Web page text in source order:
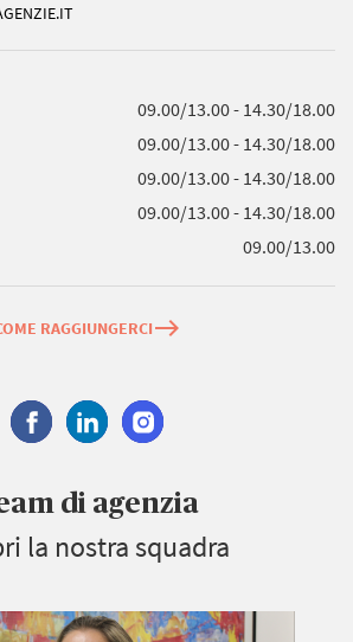
09.00/13.00 - 14.30/18.00
09.00/13.00 - 14.30/18.00
09.00/13.00 - 14.30/18.00
09.00/13.00 - 14.30/18.00
09.00/13.00
RAGGIUNGERCIeast
di agenzia
la nostra squadra